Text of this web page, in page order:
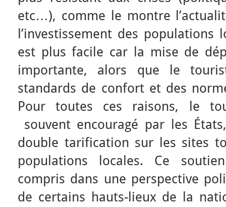
etc…), comme le montre
l’investissement des populations
est plus facile car la mise de
importante, alors que le
standards de confort et des
Pour toutes ces raisons, le
souvent encouragé par les
double tarification sur les sites
populations locales. Ce
compris dans une perspective
de certains hauts-lieux de la